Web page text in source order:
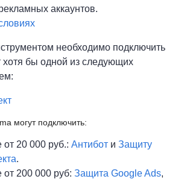
аккаунтов.
необходимо подключить
хотя бы одной из следующих
могут подключить:
от 20 000 руб.:Антибот иЗащиту
.
от 200 000 руб:Защита Google Ads,